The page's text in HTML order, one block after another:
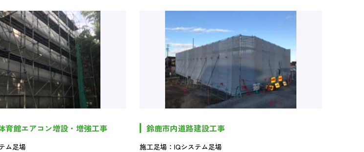
育館エアコン増設・増強工事
ム足場
鈴鹿市内道路建設工事
施工足場：IQシステム足場